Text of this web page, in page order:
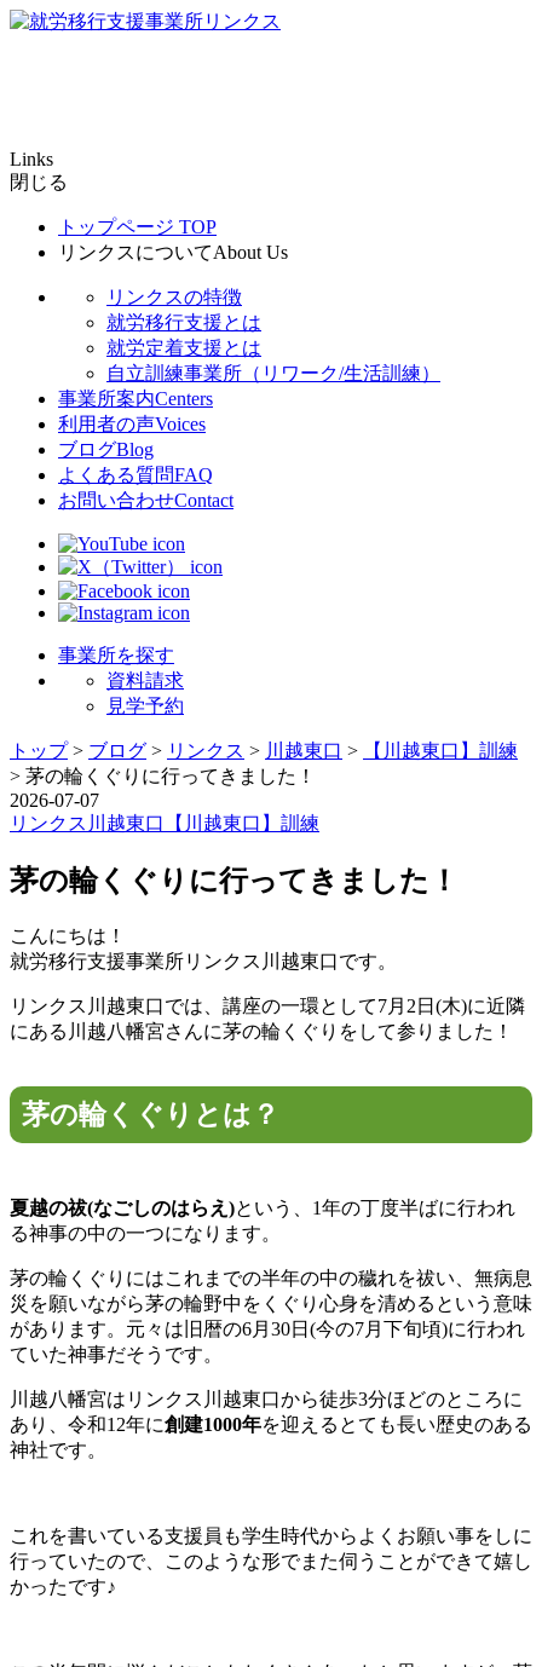
Links
閉じる
トップページ TOP
リンクスについてAbout Us
リンクスの特徴
就労移行支援とは
就労定着支援とは
自立訓練事業所（リワーク/生活訓練）
事業所案内Centers
利用者の声Voices
ブログBlog
よくある質問FAQ
お問い合わせContact
事業所を探す
資料請求
見学予約
トップ> ブログ > リンクス > 川越東口 >
【川越東口】訓練
> 茅の輪くぐりに行ってきました！
2026-07-07
リンクス 川越東口 【川越東口】訓練
茅の輪くぐりに行ってきました！
こんにちは！
就労移行支援事業所リンクス川越東口です。
リンクス川越東口では、講座の一環として7月2日(木)に近隣
にある川越八幡宮さんに茅の輪くぐりをして参りました！
茅の輪くぐりとは？
夏越の祓(なごしのはらえ)という、1年の丁度半ばに行われ
る神事の中の一つになります。
茅の輪くぐりにはこれまでの半年の中の穢れを祓い、無病息
災を願いながら茅の輪野中をくぐり心身を清めるという意味
があります。元々は旧暦の6月30日(今の7月下旬頃)に行われ
ていた神事だそうです。
川越八幡宮はリンクス川越東口から徒歩3分ほどのところに
あり、令和12年に創建1000年を迎えるとても長い歴史のある
神社です。
これを書いている支援員も学生時代からよくお願い事をしに
行っていたので、このような形でまた伺うことができて嬉し
かったです♪